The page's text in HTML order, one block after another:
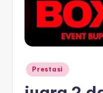
Posted
in
Prestasi